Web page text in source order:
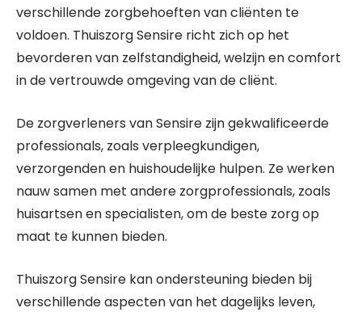
verschillende zorgbehoeften van cliënten te
voldoen. Thuiszorg Sensire richt zich op het
bevorderen van zelfstandigheid, welzijn en comfort
in de vertrouwde omgeving van de cliënt.
De zorgverleners van Sensire zijn gekwalificeerde
professionals, zoals verpleegkundigen,
verzorgenden en huishoudelijke hulpen. Ze werken
nauw samen met andere zorgprofessionals, zoals
huisartsen en specialisten, om de beste zorg op
maat te kunnen bieden.
Thuiszorg Sensire kan ondersteuning bieden bij
verschillende aspecten van het dagelijks leven,